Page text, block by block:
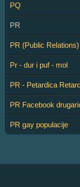
PQ
PR
PR (Public Relations)
Pr - dur i puf - mol
PR - Petardica
PR Facebook
PR gay populacije